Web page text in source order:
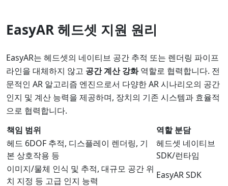
EasyAR 헤드셋 지원 원리
EasyAR는 헤드셋의 네이티브 공간 추적 또는 렌더링 파이프
라인을 대체하지 않고 공간 계산 강화역할로 협력합니다. 전
문적인 AR 알고리즘 엔진으로서 다양한 AR 시나리오의 공간
인지 및 계산 능력을 제공하며, 장치의 기존 시스템과 효율적
으로 협력합니다.
책임 범위
역할 분담
헤드 6DOF 추적, 디스플레이 렌더링, 기
본 상호작용 등
헤드셋 네이티브
SDK/런타임
이미지/물체 인식 및 추적, 대규모 공간 위
치 지정 등 고급 인지 능력
EasyAR SDK